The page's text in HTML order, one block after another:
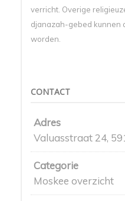
verricht. Overige
djanazah-gebed kunnen
worden.
CONTACT
Adres
Valuasstraat 24,
Categorie
Moskee overzicht